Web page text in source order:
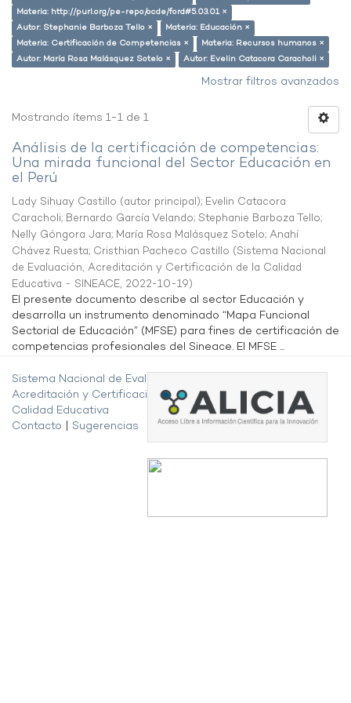
Materia: http://purl.org/pe-repo/ocde/ford#5.03.01 ×
Autor: Stephanie Barboza Tello ×
Materia: Educación ×
Materia: Certificación de Competencias ×
Materia: Recursos humanos ×
Autor: María Rosa Malásquez Sotelo ×
Autor: Evelin Catacora Caracholi ×
Mostrar filtros avanzados
Mostrando ítems 1-1 de 1
Análisis de la certificación de competencias:
Una mirada funcional del Sector Educación en
el Perú
Lady Sihuay Castillo (autor principal); Evelin Catacora
Caracholi; Bernardo García Velando; Stephanie Barboza Tello;
Nelly Góngora Jara; María Rosa Malásquez Sotelo; Anahí
Chávez Ruesta; Cristhian Pacheco Castillo (Sistema Nacional
de Evaluación, Acreditación y Certificación de la Calidad
Educativa - SINEACE, 2022-10-19)
El presente documento describe al sector Educación y
desarrolla un instrumento denominado “Mapa Funcional
Sectorial de Educación” (MFSE) para fines de certificación de
competencias profesionales del Sineace. El MFSE ...
Sistema Nacional de Evaluación,
Acreditación y Certificación de la
Calidad Educativa
Contacto
Sugerencias